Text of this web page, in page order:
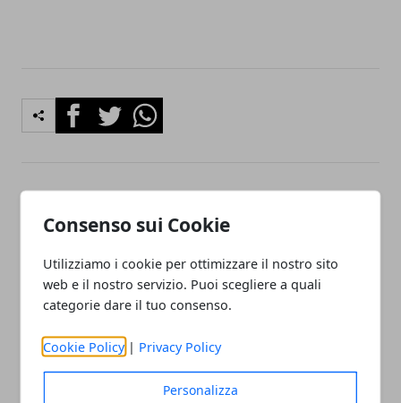
Consenso sui Cookie
Utilizziamo i cookie per ottimizzare il nostro sito
web e il nostro servizio. Puoi scegliere a quali
categorie dare il tuo consenso.
Cookie Policy | Privacy Policy
Personalizza
FacebookTwitterWhatsapp
Bollette su misura, nuova
Redazione